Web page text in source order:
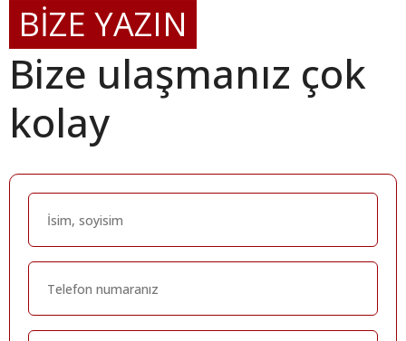
BİZE YAZIN
Bize ulaşmanız çok
kolay